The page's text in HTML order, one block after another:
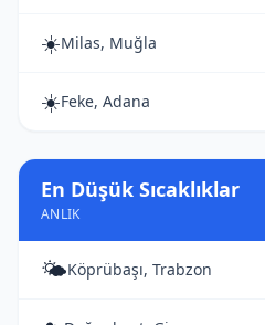
☀️Milas, Muğla
☀️Feke, Adana
En Düşük Sıcaklıklar
ANLIK
🌤️Köprübaşı, Trabzon